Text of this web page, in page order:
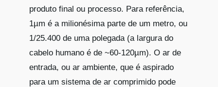
produto final ou processo. Para referência,
1µm é a milionésima parte de um metro, ou
1/25.400 de uma polegada (a largura do
cabelo humano é de ~60-120µm). O ar de
entrada, ou ar ambiente, que é aspirado
para um sistema de ar comprimido pode